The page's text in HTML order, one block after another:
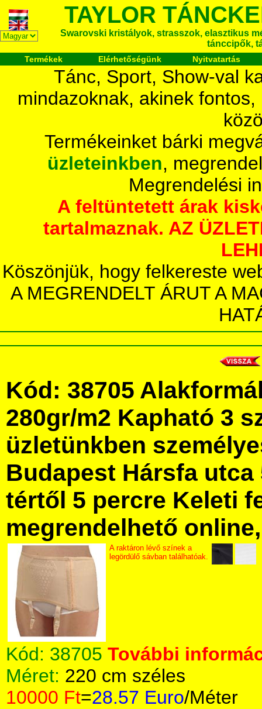
TAYLOR
Swarovski kristályok, strasszok, elasztikus
tánccipők,
Termékek Elérhetőségünk Nyitvatartás
Tánc, Sport, Show-val
mindazoknak, akinek
Termékeinket bárki
üzleteinkben,
Megrendelési
A feltüntetett árak
tartalmaznak. AZ
Köszönjük, hogy felkereste
A MEGRENDELT ÁRUT A
Kód: 38705
280gr/m2 Kapható 3
üzletünkben
Budapest Hársfa utca
tértől 5 percre Keleti
megrendelhető
A raktáron lévő színek a
legördülő sávban találhatóak.
Kód: 38705 További
Méret: 220 cm széles
10000 Ft=28.57 Euro/Méter